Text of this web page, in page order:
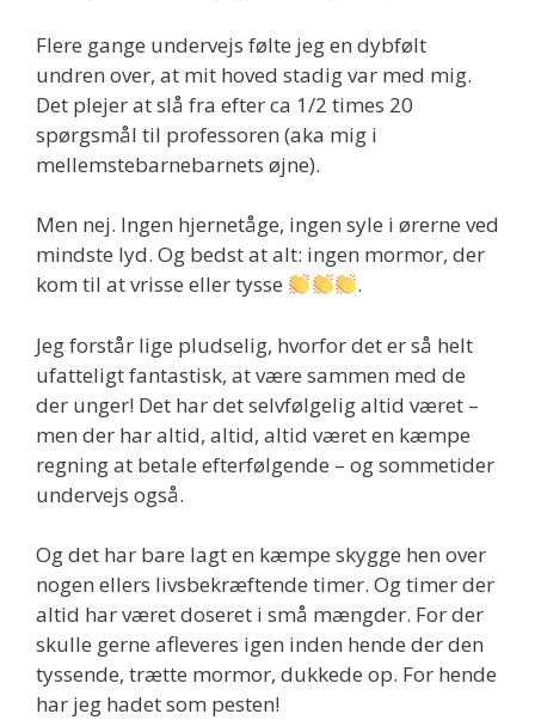
Flere gange undervejs følte jeg en dybfølt
undren over, at mit hoved stadig var med mig.
Det plejer at slå fra efter ca 1/2 times 20
spørgsmål til professoren (aka mig i
mellemstebarnebarnets øjne).
Men nej. Ingen hjernetåge, ingen syle i ørerne ved
mindste lyd. Og bedst at alt: ingen mormor, der
kom til at vrisse eller tysse
.
Jeg forstår lige pludselig, hvorfor det er så helt
ufatteligt fantastisk, at være sammen med de
der unger! Det har det selvfølgelig altid været –
men der har altid, altid, altid været en kæmpe
regning at betale efterfølgende – og sommetider
undervejs også.
Og det har bare lagt en kæmpe skygge hen over
nogen ellers livsbekræftende timer. Og timer der
altid har været doseret i små mængder. For der
skulle gerne afleveres igen inden hende der den
tyssende, trætte mormor, dukkede op. For hende
har jeg hadet som pesten!